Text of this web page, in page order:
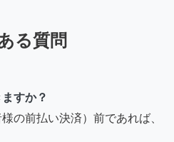
る質問
すか？
の前払い決済）前であれば、